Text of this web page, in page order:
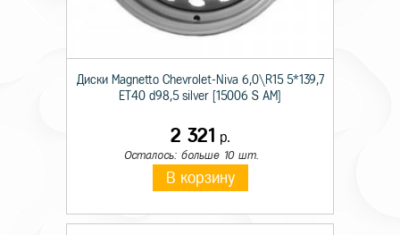
Диски Magnetto Chevrolet-Niva 6,0\R15 5*139,7
ET40 d98,5 silver [15006 S AM]
2 321 р.
Осталось: больше 10 шт.
В корзину